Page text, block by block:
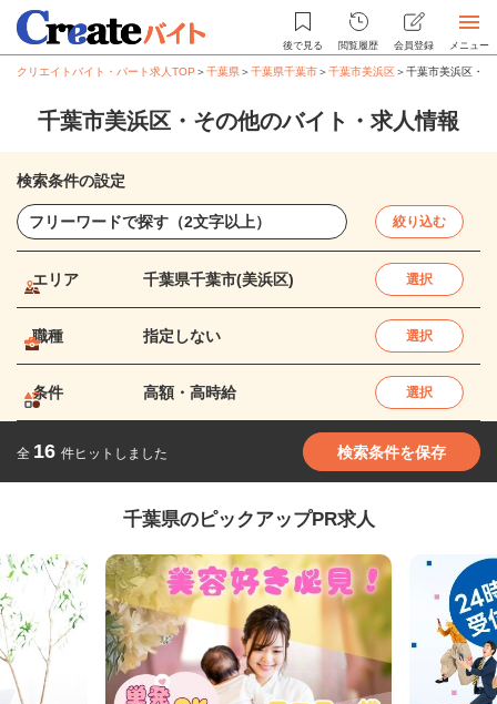
後で見る 閲覧履歴 会員登録 メニュー
クリエイトバイト・パート求人TOP ＞千葉県＞千葉県千葉市＞千葉市美浜区＞千葉市美浜区・
千葉市美浜区・その他のバイト・求人情報
検索条件の設定
絞り込む
エリア 千葉県千葉市(美浜区) 選択
職種 指定しない 選択
条件 高額・高時給 選択
全 16 件ヒットしました 検索条件を保存
千葉県のピックアップPR求人